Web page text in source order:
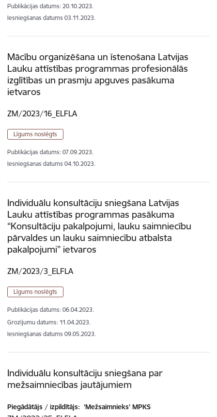
Publikācijas datums: 20.10.2023.
Iesniegšanas datums 03.11.2023.
Mācību organizēšana un īstenošana Latvijas
Lauku attīstības programmas profesionālās
izglītības un prasmju apguves pasākuma
ietvaros
ZM/2023/16_ELFLA
Līgums noslēgts
Publikācijas datums: 07.09.2023.
Iesniegšanas datums 04.10.2023.
Individuālu konsultāciju sniegšana Latvijas
Lauku attīstības programmas pasākuma
“Konsultāciju pakalpojumi, lauku saimniecību
pārvaldes un lauku saimniecību atbalsta
pakalpojumi” ietvaros
ZM/2023/3_ELFLA
Līgums noslēgts
Publikācijas datums: 06.04.2023.
Grozījumu datums: 11.04.2023.
Iesniegšanas datums 09.05.2023.
Individuālu konsultāciju sniegšana par
mežsaimniecības jautājumiem
Piegādātājs / izpildītājs: 'Mežsaimnieks' MPKS